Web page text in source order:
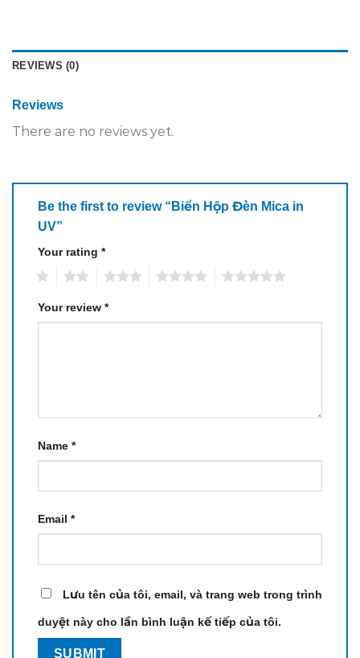
REVIEWS (0)
Reviews
There are no reviews yet.
Be the first to review “Biển Hộp Đèn Mica in
UV”
Your rating *
Your review *
Name *
Email *
Lưu tên của tôi, email, và trang web trong trình
duyệt này cho lần bình luận kế tiếp của tôi.